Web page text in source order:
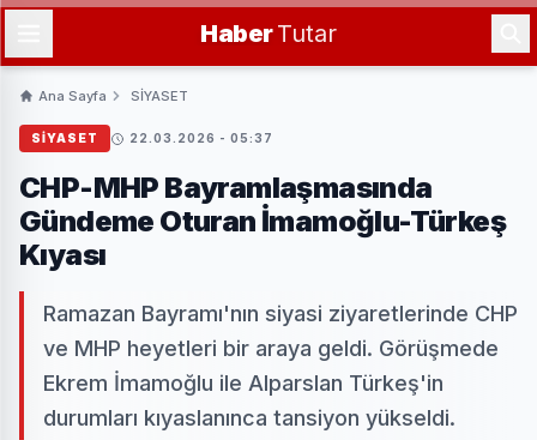
HaberTutar
Ana Sayfa SİYASET
SİYASET 22.03.2026 - 05:37
CHP-MHP Bayramlaşmasında
Gündeme Oturan İmamoğlu-Türkeş
Kıyası
Ramazan Bayramı'nın siyasi ziyaretlerinde CHP
ve MHP heyetleri bir araya geldi. Görüşmede
Ekrem İmamoğlu ile Alparslan Türkeş'in
durumları kıyaslanınca tansiyon yükseldi.